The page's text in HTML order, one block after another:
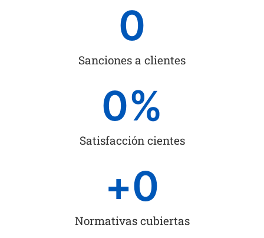
Sanciones a clientes
0
Satisfacción cientes
0%
Normativas cubiertas
+0